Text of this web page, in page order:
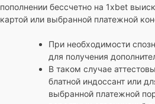
пополнении бессчетно на 1xbet
картой или выбранной платежной
При необходимости
для получения
В таком случае
блатной индоссант или
выбранной платежной